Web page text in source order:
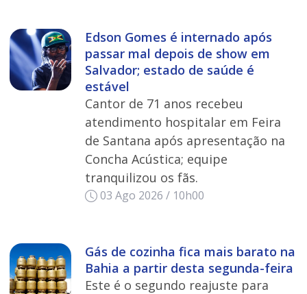
Edson Gomes é internado após
passar mal depois de show em
Salvador; estado de saúde é
estável
Cantor de 71 anos recebeu
atendimento hospitalar em Feira
de Santana após apresentação na
Concha Acústica; equipe
tranquilizou os fãs.
03 Ago 2026 / 10h00
Gás de cozinha fica mais barato na
Bahia a partir desta segunda-feira
Este é o segundo reajuste para